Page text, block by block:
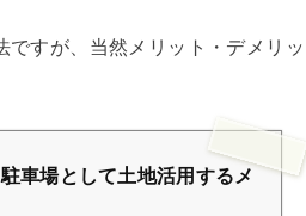
すが、当然メリット・デメリッ
車場として土地活用するメ